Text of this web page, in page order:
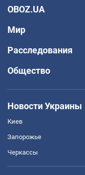
OBOZ.UA
Мир
Расследования
Общество
Новости Украины
Киев
Запорожье
Черкассы